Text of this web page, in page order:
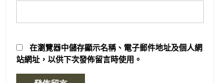
在瀏覽器中儲存顯示名稱、電子郵件地址及個人網
站網址，以供下次發佈留言時使用。